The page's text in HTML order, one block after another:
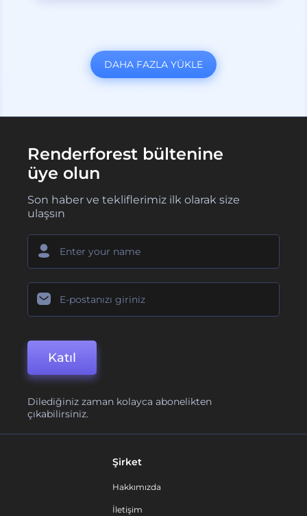
DAHA FAZLA YÜKLE
Renderforest bültenine
üye olun
Son haber ve tekliflerimiz ilk olarak size
ulaşsın
Katıl
Dilediğiniz zaman kolayca abonelikten
çıkabilirsiniz.
Şirket
Hakkımızda
İletişim